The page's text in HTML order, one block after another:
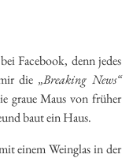
Facebook, denn jedes
die„Breaking News“
graue Maus von früher
baut ein Haus.
einem Weinglas in der